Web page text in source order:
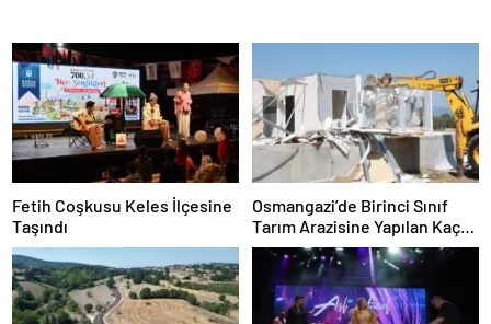
Fetih Coşkusu Keles İlçesine
Taşındı
Osmangazi’de Birinci Sınıf
Tarım Arazisine Yapılan Kaçak
Yapı Yıkıldı